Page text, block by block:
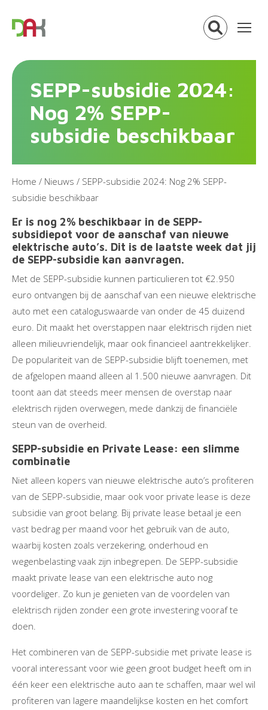
SEPP-subsidie 2024:
Nog 2% SEPP-
subsidie beschikbaar
Home / Nieuws / SEPP-subsidie 2024: Nog 2% SEPP-
subsidie beschikbaar
Er is nog 2% beschikbaar in de SEPP-
subsidiepot voor de aanschaf van nieuwe
elektrische auto’s. Dit is de laatste week dat jij
de SEPP-subsidie kan aanvragen.
Met de SEPP-subsidie kunnen particulieren tot €2.950
euro ontvangen bij de aanschaf van een nieuwe elektrische
auto met een cataloguswaarde van onder de 45 duizend
euro. Dit maakt het overstappen naar elektrisch rijden niet
alleen milieuvriendelijk, maar ook financieel aantrekkelijker.
De populariteit van de SEPP-subsidie blijft toenemen, met
de afgelopen maand alleen al 1.500 nieuwe aanvragen. Dit
toont aan dat steeds meer mensen de overstap naar
elektrisch rijden overwegen, mede dankzij de financiële
steun van de overheid.
SEPP-subsidie en Private Lease: een slimme
combinatie
Niet alleen kopers van nieuwe elektrische auto’s profiteren
van de SEPP-subsidie, maar ook voor private lease is deze
subsidie van groot belang. Bij private lease betaal je een
vast bedrag per maand voor het gebruik van de auto,
waarbij kosten zoals verzekering, onderhoud en
wegenbelasting vaak zijn inbegrepen. De SEPP-subsidie
maakt private lease van een elektrische auto nog
voordeliger. Zo kun je genieten van de voordelen van
elektrisch rijden zonder een grote investering vooraf te
doen.
Het combineren van de SEPP-subsidie met private lease is
vooral interessant voor wie geen groot budget heeft om in
één keer een elektrische auto aan te schaffen, maar wel wil
profiteren van lagere maandelijkse kosten en het comfort